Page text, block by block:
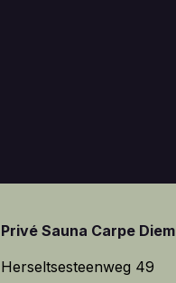
Privé Sauna Carpe Diem
Herseltsesteenweg 49